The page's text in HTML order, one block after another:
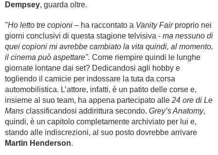
Dempsey, guarda oltre.
"Ho letto tre copioni – ha raccontato a Vanity Fairproprio nei
giorni conclusivi di questa stagione telvisiva - ma nessuno di
quei copioni mi avrebbe cambiato la vita quindi, al momento,
il cinema può aspettare". Come riempire quindi le lunghe
giornate lontane dai set? Dedicandosi agli hobby e
togliendo il camicie per indossare la tuta da corsa
automobilistica. L’attore, infatti, è un patito delle corse e,
insieme al suo team, ha appena partecipato alle 24 ore di Le
Mans classificandosi addirittura secondo. Grey’s Anatomy,
quindi, è un capitolo completamente archiviato per lui e,
stando alle indiscrezioni, al suo posto dovrebbe arrivare
Martin Henderson.